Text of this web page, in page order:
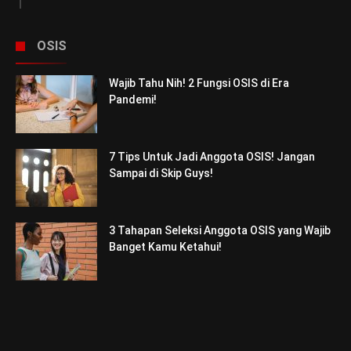
OSIS
Wajib Tahu Nih! 2 Fungsi OSIS di Era
Pandemi!
7 Tips Untuk Jadi Anggota OSIS! Jangan
Sampai di Skip Guys!
3 Tahapan Seleksi Anggota OSIS yang Wajib
Banget Kamu Ketahui!